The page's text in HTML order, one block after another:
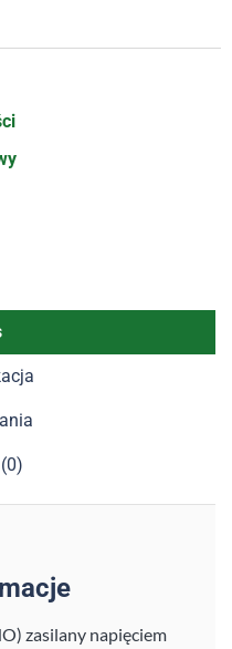
zasilany napięciem